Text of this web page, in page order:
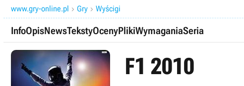
www.gry-online.pl  Gry  Wyścigi
InfoOpisNewsTekstyOcenyPlikiWymaganiaSeria
F1 2010